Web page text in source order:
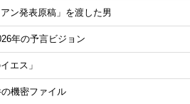
ン発表原稿」を渡した男
年の予言ビジョン
エス」
機密ファイル